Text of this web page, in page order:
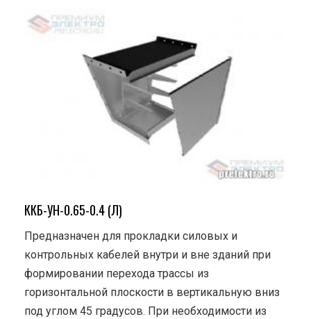
ККБ-УН-0.65-0.4 (Л)
Предназначен для прокладки силовых и
контрольных кабелей внутри и вне зданий при
формировании перехода трассы из
горизонтальной плоскости в вертикальную вниз
под углом 45 градусов. При необходимости из